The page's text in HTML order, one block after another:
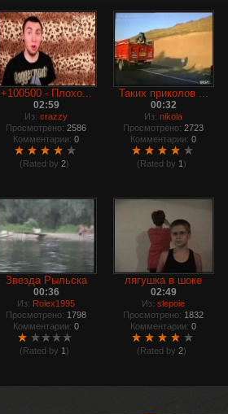
+100500 - Плохо...
02:59
Из: crazzy
Просмотрено: 2586
Комментарии: 0
(Rated by 2)
Таких приколов ...
00:32
Из: nikola
Просмотрено: 2723
Комментарии: 0
(Rated by 1)
Звезда Рыльска
00:36
Из: Rolex1995
Просмотрено: 1798
Комментарии: 0
(Rated by 1)
лягушка в шоке
02:49
Из: slepoie
Просмотрено: 1832
Комментарии: 0
(Rated by 2)